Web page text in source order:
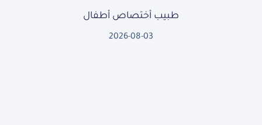
طبيب أختصاص أطفال
2026-08-03